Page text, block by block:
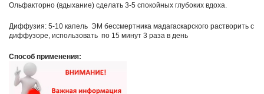
Ольфакторно (вдыхание) сделать 3-5 спокойных глубоких вдоха.
Диффузия: 5-10 капель ЭМ бессмертника мадагаскарского растворить с
диффузоре, использовать по 15 минут 3 раза в день
Способ применения: